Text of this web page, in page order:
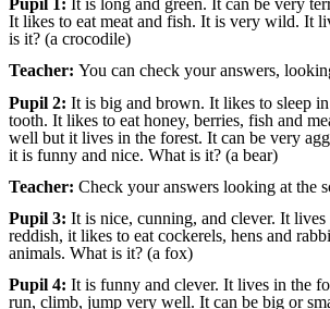
It likes to eat meat and fish. It is very wild. It
is it? (a crocodile)
Teacher: You can check your answers,
Pupil 2: It is big and brown. It likes to sleep
tooth. It likes to eat honey, berries, fish and
well but it lives in the forest. It can be very
it is funny and nice. What is it? (a bear)
Teacher: Check your answers looking at the
Pupil 3: It is nice, cunning, and clever. It
reddish, it likes to eat cockerels, hens and
animals. What is it? (a fox)
Pupil 4: It is funny and clever. It lives in the
run, climb, jump very well. It can be big or